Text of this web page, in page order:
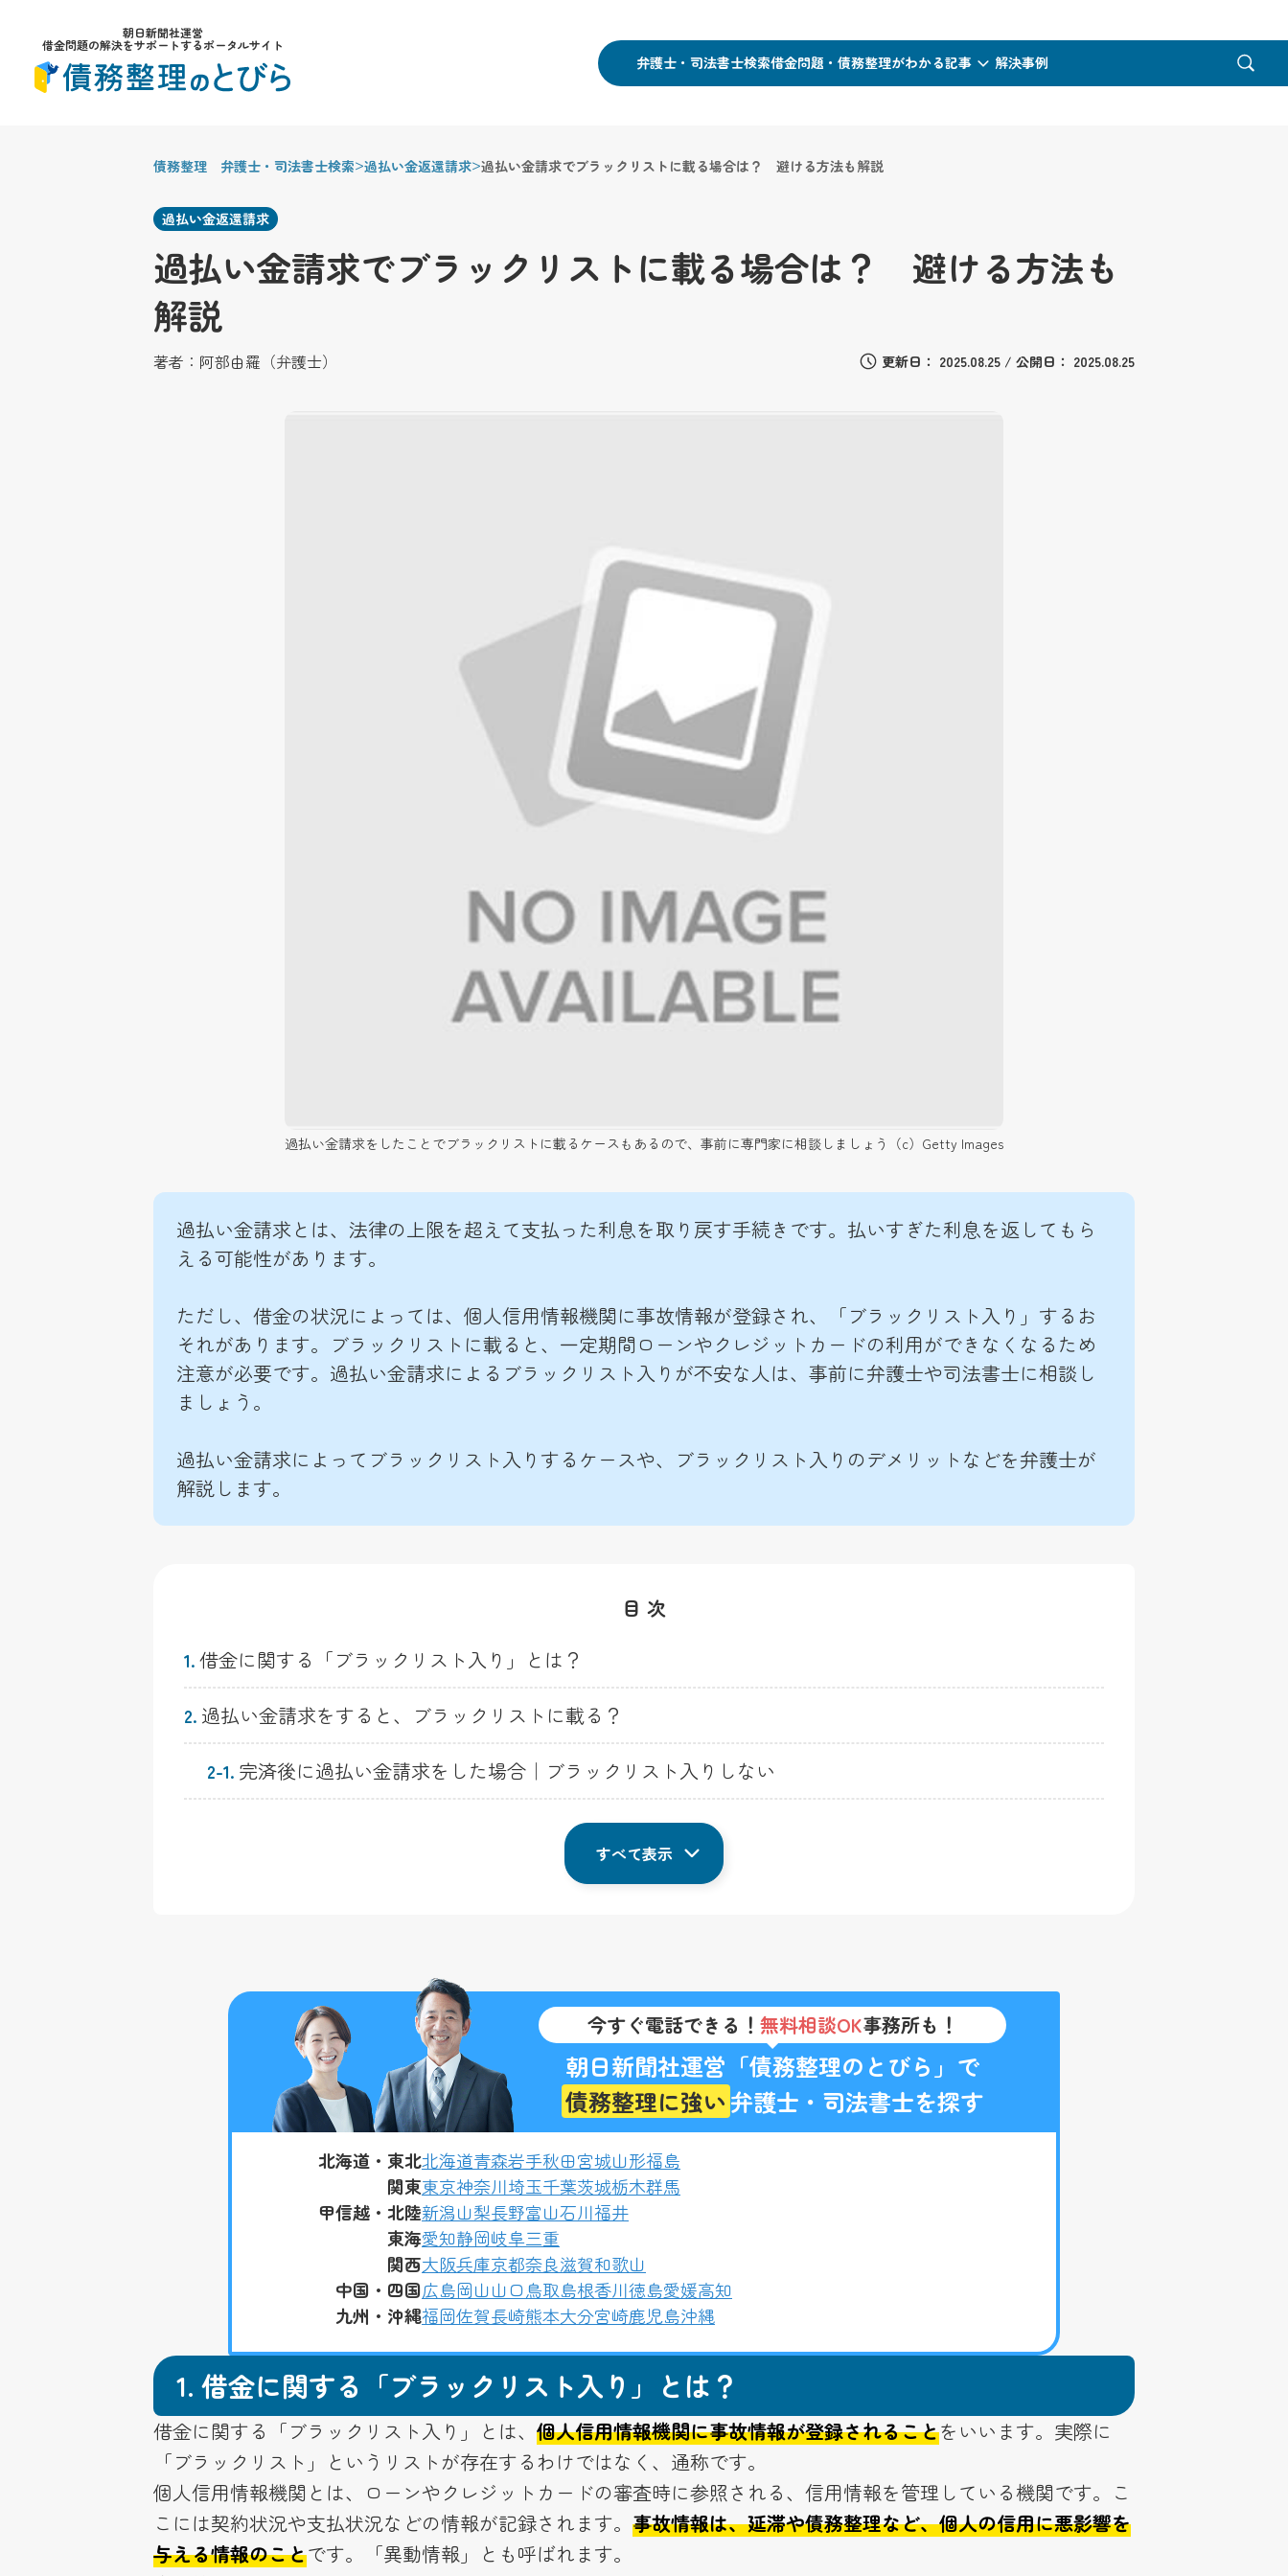
朝日新聞社運営
借金問題の解決をサポートするポータルサイト
弁護士・司法書士検索借金問題・債務整理がわかる記事 解決事例
債務整理 弁護士・司法書士検索>過払い金返還請求>過払い金請求でブラックリストに載る場合は？ 避ける方法も解説
過払い金返還請求
過払い金請求でブラックリストに載る場合は？ 避ける方法も
解説
著者： 阿部由羅（弁護士） 更新日： 2025.08.25 / 公開日： 2025.08.25
過払い金請求をしたことでブラックリストに載るケースもあるので、事前に専門家に相談しましょう（c）Getty Images
過払い金請求とは、法律の上限を超えて支払った利息を取り戻す手続きです。払いすぎた利息を返してもら
える可能性があります。
ただし、借金の状況によっては、個人信用情報機関に事故情報が登録され、「ブラックリスト入り」するお
それがあります。ブラックリストに載ると、一定期間ローンやクレジットカードの利用ができなくなるため
注意が必要です。過払い金請求によるブラックリスト入りが不安な人は、事前に弁護士や司法書士に相談し
ましょう。
過払い金請求によってブラックリスト入りするケースや、ブラックリスト入りのデメリットなどを弁護士が
解説します。
目 次
1.借金に関する「ブラックリスト入り」とは？
2. 過払い金請求をすると、ブラックリストに載る？
2-1. 完済後に過払い金請求をした場合｜ブラックリスト入りしない
すべて表示
今すぐ電話できる！ 無料相談OK事務所も！
朝日新聞社運営「債務整理のとびら」で
債務整理に強い 弁護士・司法書士を探す
北海道・東北北海道青森岩手秋田宮城山形福島
関東東京神奈川埼玉千葉茨城栃木群馬
甲信越・北陸新潟山梨長野富山石川福井
東海愛知静岡岐阜三重
関西大阪兵庫京都奈良滋賀和歌山
中国・四国広島岡山山口鳥取島根香川徳島愛媛高知
九州・沖縄福岡佐賀長崎熊本大分宮崎鹿児島沖縄
1. 借金に関する「ブラックリスト入り」とは？
借金に関する「ブラックリスト入り」とは、 個人信用情報機関に事故情報が登録されることをいいます。実際に
「ブラックリスト」というリストが存在するわけではなく、通称です。
個人信用情報機関とは、ローンやクレジットカードの審査時に参照される、信用情報を管理している機関です。こ
こには契約状況や支払状況などの情報が記録されます。 事故情報は、延滞や債務整理など、個人の信用に悪影響を
与える情報のことです。「異動情報」とも呼ばれます。